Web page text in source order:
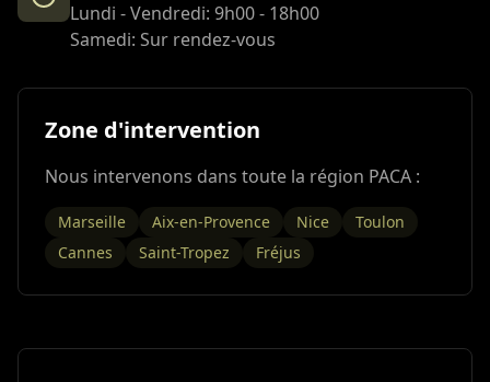
Lundi - Vendredi: 9h00 - 18h00
Samedi: Sur rendez-vous
Zone d'intervention
Nous intervenons dans toute la région PACA :
Marseille Aix-en-Provence Nice
Toulon
Cannes
Saint-Tropez Fréjus